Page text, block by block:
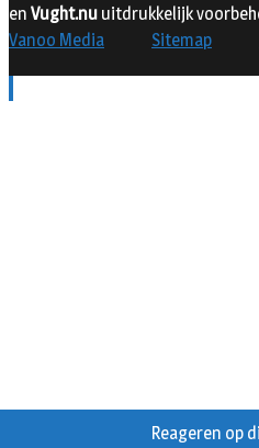
Reageren op
en Vught.nu uitdrukkelijk
Vanoo Media
Sitemap